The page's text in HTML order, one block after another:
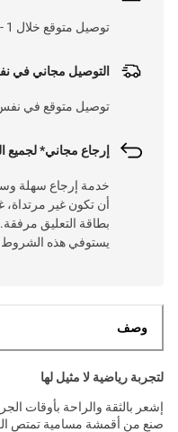
توصيل متوقع خلال 1 - 3 أيام عمل على 300 د.إ.
التوصيل مجاني في
توصيل متوقع في نفس
إرجاع مجاني* لجميع
أن تكون غير
بطاقة التعليق
يستوفي هذه الشروط.
وصف
لتجربة رياضية لا مثيل لها
إشعر بالثقة والراحة بأوقات
صنع من أقمشة مسامية تمتص